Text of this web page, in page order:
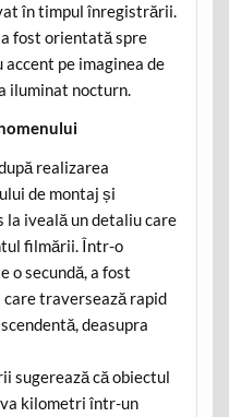
în timpul înregistrării.
fost orientată spre
pe imaginea de
iluminat nocturn.
realizarea
de montaj și
la iveală un detaliu care
filmării. Într-o
o secundă, a fost
traversează rapid
deasupra
sugerează că obiectul
kilometri într-un